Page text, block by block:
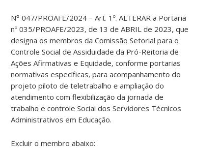
N° 047/PROAFE/2024 – Art. 1º. ALTERAR a Portaria
nº 035/PROAFE/2023, de 13 de ABRIL de 2023, que
designa os membros da Comissão Setorial para o
Controle Social de Assiduidade da Pró-Reitoria de
Ações Afirmativas e Equidade, conforme portarias
normativas específicas, para acompanhamento do
projeto piloto de teletrabalho e ampliação do
atendimento com flexibilização da jornada de
trabalho e controle Social dos Servidores Técnicos
Administrativos em Educação.
Excluir o membro abaixo: